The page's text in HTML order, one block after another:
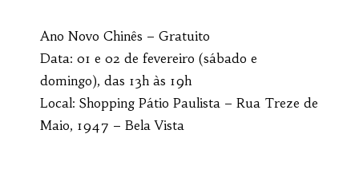
Ano Novo Chinês – Gratuito
Data: 01 e 02 de fevereiro (sábado e
domingo), das 13h às 19h
Local: Shopping Pátio Paulista – Rua Treze de
Maio, 1947 – Bela Vista